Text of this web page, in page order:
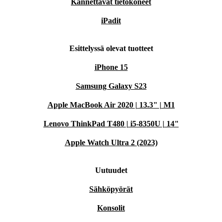
Kannettavat tietokoneet
iPadit
Esittelyssä olevat tuotteet
iPhone 15
Samsung Galaxy S23
Apple MacBook Air 2020 | 13.3" | M1
Lenovo ThinkPad T480 | i5-8350U | 14"
Apple Watch Ultra 2 (2023)
Uutuudet
Sähköpyörät
Konsolit